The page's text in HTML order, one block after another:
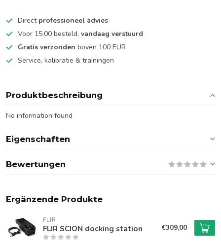
Direct professioneel advies
Voor 15:00 besteld, vandaag verstuurd
Gratis verzonden boven 100 EUR
Service, kalibratie & trainingen
Produktbeschreibung
No information found
Eigenschaften
Bewertungen
Ergänzende Produkte
FLIR
FLIR SCION docking station €309,00